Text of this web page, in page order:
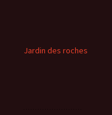
Jardin des roches